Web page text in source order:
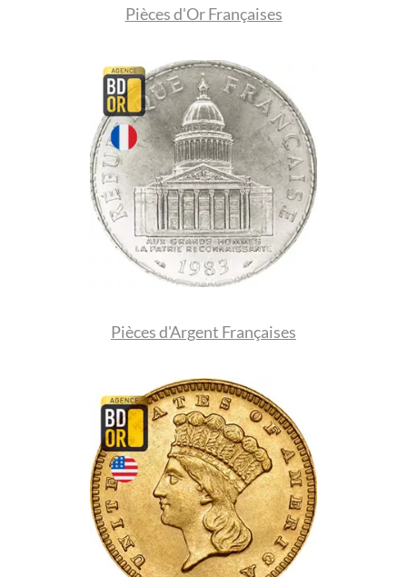
Pièces d'Or Françaises
Pièces d'Argent Françaises